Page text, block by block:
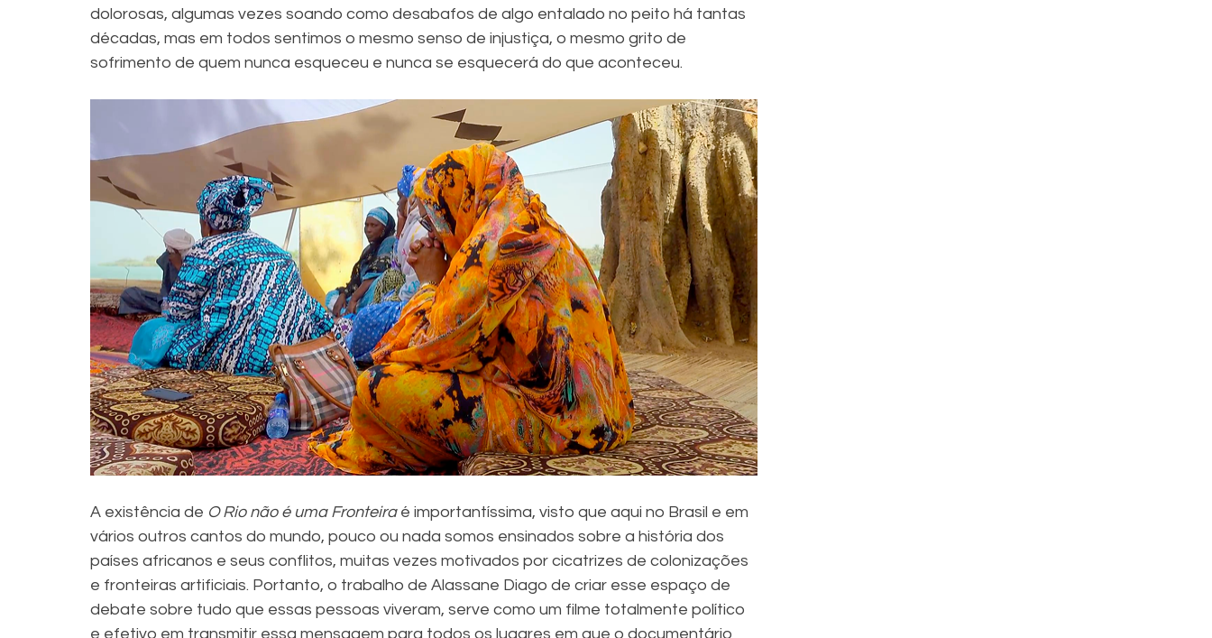
dolorosas, algumas vezes soando como desabafos de algo entalado no peito há tantas
décadas, mas em todos sentimos o mesmo senso de injustiça, o mesmo grito de
sofrimento de quem nunca esqueceu e nunca se esquecerá do que aconteceu.
A existência de O Rio não é uma Fronteira é importantíssima, visto que aqui no Brasil e em
vários outros cantos do mundo, pouco ou nada somos ensinados sobre a história dos
países africanos e seus conflitos, muitas vezes motivados por cicatrizes de colonizações
e fronteiras artificiais. Portanto, o trabalho de Alassane Diago de criar esse espaço de
debate sobre tudo que essas pessoas viveram, serve como um filme totalmente político
e efetivo em transmitir essa mensagem para todos os lugares em que o documentário